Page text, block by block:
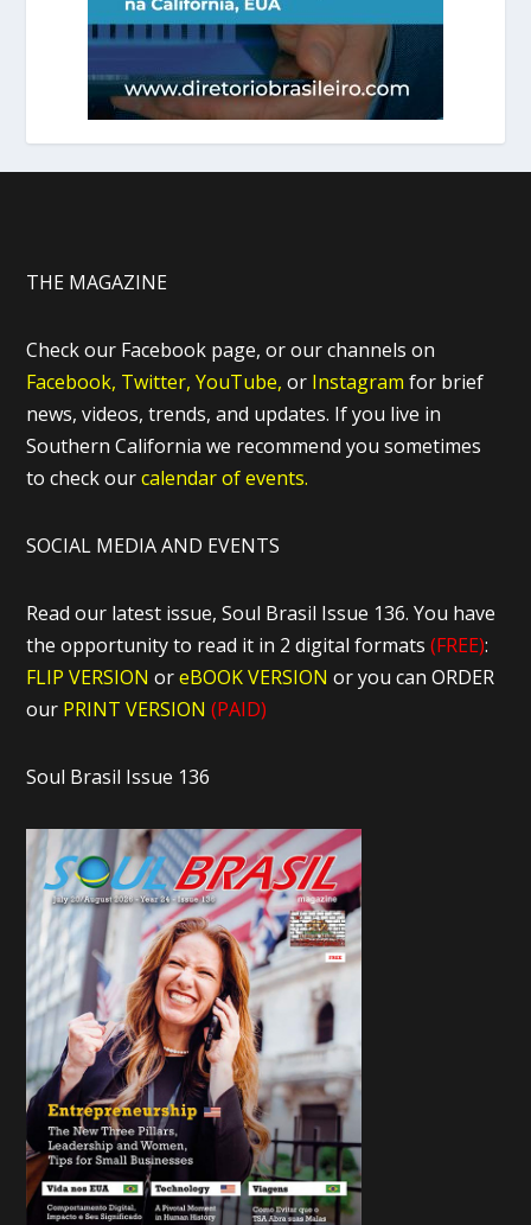
THE MAGAZINE
Check our Facebook page, or our channels on
Facebook, Twitter, YouTube, or Instagram for brief
news, videos, trends, and updates. If you live in
Southern California we recommend you sometimes
to check ourcalendar of events.
SOCIAL MEDIA AND EVENTS
Read our latest issue, Soul Brasil Issue 136. You have
the opportunity to read it in 2 digital formats(FREE):
FLIP VERSION oreBOOK VERSIONor you can ORDER
our PRINT VERSION (PAID)
Soul Brasil Issue 136